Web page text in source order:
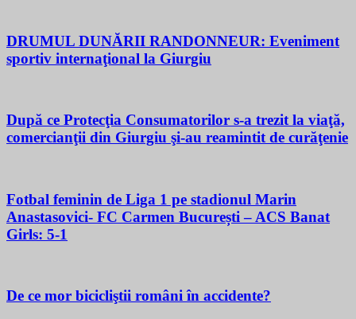
DRUMUL DUNĂRII RANDONNEUR: Eveniment
sportiv internaţional la Giurgiu
După ce Protecţia Consumatorilor s-a trezit la viaţă,
comercianţii din Giurgiu şi-au reamintit de curăţenie
Fotbal feminin de Liga 1 pe stadionul Marin
Anastasovici- FC Carmen București – ACS Banat
Girls: 5-1
De ce mor bicicliştii români în accidente?